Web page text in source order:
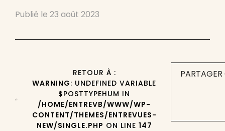
Publié le 23 août 2023
RETOUR À :
WARNING: UNDEFINED VARIABLE
$POSTTYPEHUM IN
/HOME/ENTREVB/WWW/WP-
CONTENT/THEMES/ENTREVUES-
NEW/SINGLE.PHP ON LINE 147